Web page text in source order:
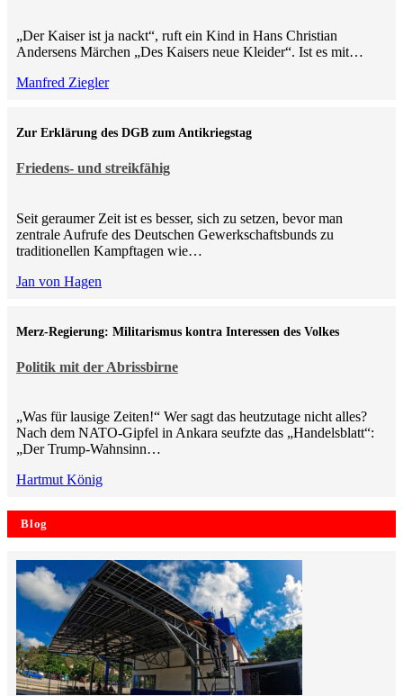
„Der Kaiser ist ja nackt“, ruft ein Kind in Hans Christian
Andersens Märchen „Des Kaisers neue Kleider“. Ist es mit…
Manfred Ziegler
Friedens- und streikfähig
Zur Erklärung des DGB zum Antikriegstag
Seit geraumer Zeit ist es besser, sich zu setzen, bevor man
zentrale Aufrufe des Deutschen Gewerkschaftsbunds zu
traditionellen Kampftagen wie…
Jan von Hagen
Politik mit der Abrissbirne
Merz-Regierung: Militarismus kontra Inte­ressen des Volkes
„Was für lausige Zeiten!“ Wer sagt das heutzutage nicht alles?
Nach dem NATO-Gipfel in Ankara seufzte das „Handelsblatt“:
„Der Trump-Wahnsinn…
Hartmut König
Blog